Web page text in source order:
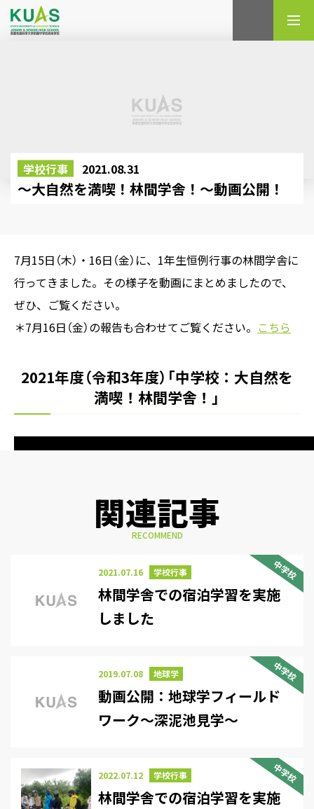
学校行事 2021.08.31
～大自然を満喫！林間学舎！～動画公開！
7月15日（木）・16日（金）に、1年生恒例行事の林間学舎に
行ってきました。その様子を動画にまとめましたので、
ぜひ、ご覧ください。
＊7月16日（金）の報告も合わせてご覧ください。 こちら
2021年度（令和3年度）「中学校：大自然を
満喫！林間学舎！」
関連記事
RECOMMEND
中学校
2021.07.16 学校行事
林間学舎での宿泊学習を実施
しました
中学校
2019.07.08 地球学
動画公開：地球学フィールド
ワーク～深泥池見学～
中学校
2022.07.12 学校行事
林間学舎での宿泊学習を実施